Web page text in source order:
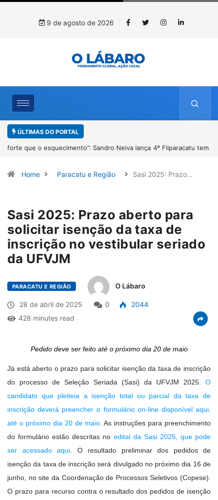
9 de agosto de 2026
ÚLTIMAS DO PORTAL
4º Fliparacatu tem inscrições abertas para o Prêmio de Redação e
Home Paracatu e Região Sasi 2025: Prazo…
Sasi 2025: Prazo aberto para
solicitar isenção da taxa de
inscrição no vestibular seriado
da UFVJM
PARACATU E REGIÃO O Lábaro
28 de abril de 2025 0
2044
428 minutes read
Pedido deve ser feito até o próximo dia 20 de maio
Já está aberto o prazo para solicitar isenção da taxa de inscrição
do processo de Seleção Seriada (Sasi) da UFVJM 2025. O
candidato que pleiteia a isenção total ou parcial da taxa de
inscrição deverá preencher o formulário on-line disponível aqui,
até o próximo dia 20 de maio . As instruções para preenchimento
do formulário estão descritas no edital da Sasi 2025, que pode
ser acessado aqui . O resultado preliminar dos pedidos de
isenção da taxa de inscrição será divulgado no próximo dia 16 de
junho, no site da Coordenação de Processos Seletivos (Copese).
O prazo para recurso contra o resultado dos pedidos de isenção